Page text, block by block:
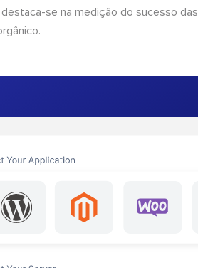
se na medição do sucesso das